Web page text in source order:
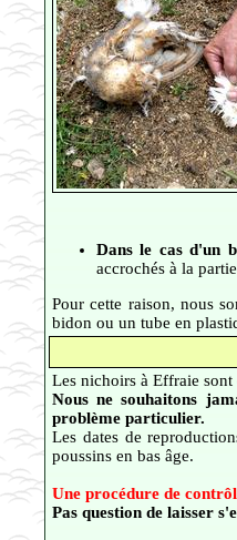
Dans le cas d'un
accrochés à la
Pour cette raison, nous
bidon ou un tube en
Les nichoirs à Effraie
Nous ne souhaitons
problème particulier.
Les dates de
poussins en bas âge.
Une procédure de
Pas question de laisser